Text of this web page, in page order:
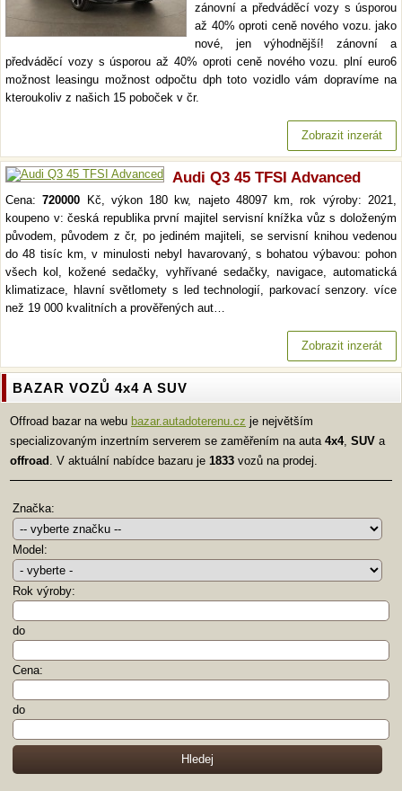
zánovní a předváděcí vozy s úsporou
až 40% oproti ceně nového vozu. jako
nové, jen výhodnější! zánovní a
předváděcí vozy s úsporou až 40% oproti ceně nového vozu. plní euro6
možnost leasingu možnost odpočtu dph toto vozidlo vám dopravíme na
kteroukoliv z našich 15 poboček v čr.
Zobrazit inzerát
Audi Q3 45 TFSI Advanced
Cena:720000 Kč, výkon 180 kw, najeto 48097 km, rok výroby: 2021,
koupeno v: česká republika první majitel servisní knížka vůz s doloženým
původem, původem z čr, po jediném majiteli, se servisní knihou vedenou
do 48 tisíc km, v minulosti nebyl havarovaný, s bohatou výbavou: pohon
všech kol, kožené sedačky, vyhřívané sedačky, navigace, automatická
klimatizace, hlavní světlomety s led technologií, parkovací senzory. více
než 19 000 kvalitních a prověřených aut…
Zobrazit inzerát
BAZAR VOZŮ 4x4 A SUV
Offroad bazar na webu bazar.autadoterenu.cz je největším
specializovaným inzertním serverem se zaměřením na auta 4x4, SUV a
offroad . V aktuální nabídce bazaru je 1833 vozů na prodej.
Značka:
Model:
Rok výroby:
do
Cena:
do